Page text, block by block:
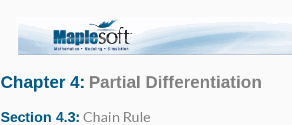
Chapter 4: Partial Differentiation
Section 4.3: Chain Rule